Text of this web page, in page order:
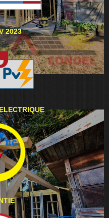
2023